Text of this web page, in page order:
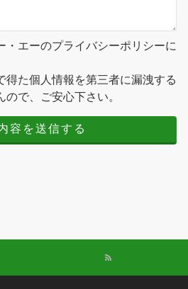
・エーのプライバシーポリシーに
得た個人情報を第三者に漏洩する
で、ご安心下さい。